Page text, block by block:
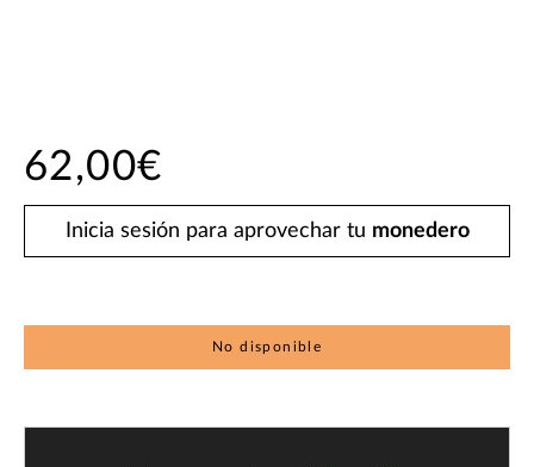
62,00€
Inicia sesión para aprovechar tu monedero
No disponible